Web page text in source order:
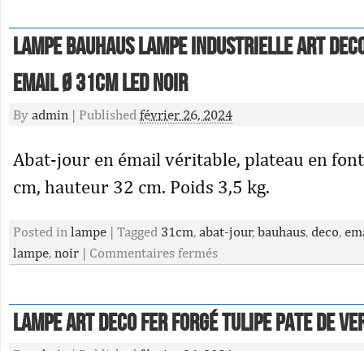
LAMPE BAUHAUS LAMPE INDUSTRIELLE ART
EMAIL Ø 31cm LED Noir
By admin | Published février 26, 2024
Abat-jour en émail véritable, plateau en
cm, hauteur 32 cm. Poids 3,5 kg.
Posted in lampe | Tagged 31cm, abat-jour, bauhaus, deco,
lampe, noir | Commentaires fermés
Lampe art deco fer forgé tulipe pate de